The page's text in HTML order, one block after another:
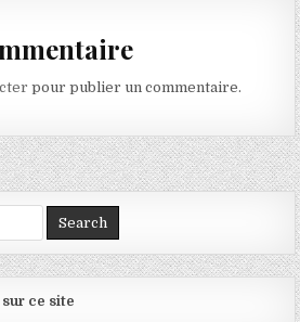
pour publier un commentaire.
ce site